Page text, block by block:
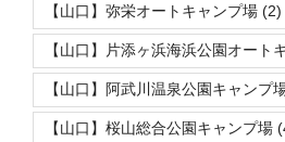
【山口】弥栄オートキャンプ場 (2)
【山口】片添ヶ浜海浜公園オート
【山口】阿武川温泉公園キャンプ
【山口】桜山総合公園キャンプ場